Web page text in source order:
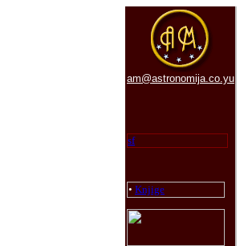
am@astronomija.co.yu
sf
• Knjige